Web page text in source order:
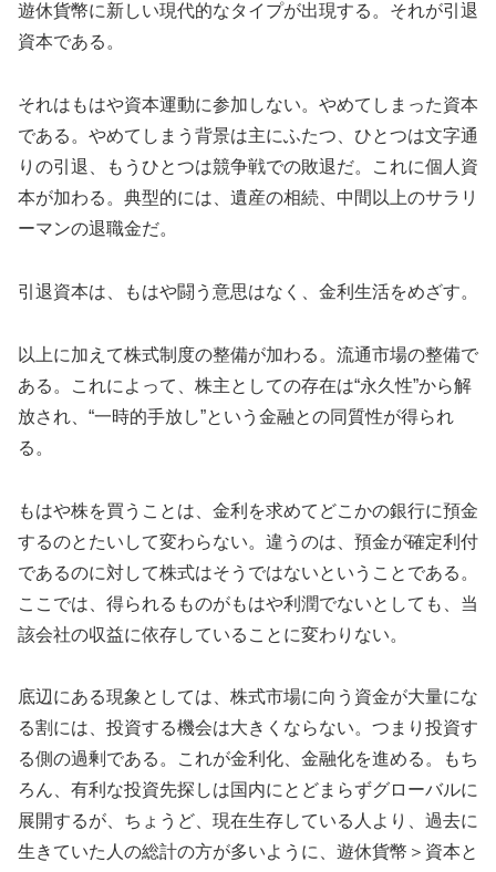
遊休貨幣に新しい現代的なタイプが出現する。それが引退
資本である。
それはもはや資本運動に参加しない。やめてしまった資本
である。やめてしまう背景は主にふたつ、ひとつは文字通
りの引退、もうひとつは競争戦での敗退だ。これに個人資
本が加わる。典型的には、遺産の相続、中間以上のサラリ
ーマンの退職金だ。
引退資本は、もはや闘う意思はなく、金利生活をめざす。
以上に加えて株式制度の整備が加わる。流通市場の整備で
ある。これによって、株主としての存在は“永久性”から解
放され、“一時的手放し”という金融との同質性が得られ
る。
もはや株を買うことは、金利を求めてどこかの銀行に預金
するのとたいして変わらない。違うのは、預金が確定利付
であるのに対して株式はそうではないということである。
ここでは、得られるものがもはや利潤でないとしても、当
該会社の収益に依存していることに変わりない。
底辺にある現象としては、株式市場に向う資金が大量にな
る割には、投資する機会は大きくならない。つまり投資す
る側の過剰である。これが金利化、金融化を進める。もち
ろん、有利な投資先探しは国内にとどまらずグローバルに
展開するが、ちょうど、現在生存している人より、過去に
生きていた人の総計の方が多いように、遊休貨幣＞資本と